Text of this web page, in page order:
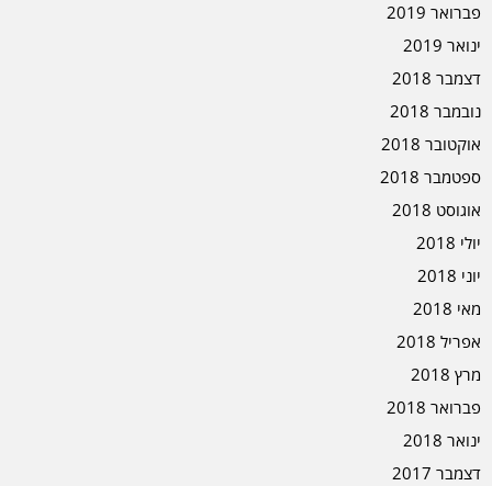
פברואר 2019
ינואר 2019
דצמבר 2018
נובמבר 2018
אוקטובר 2018
ספטמבר 2018
אוגוסט 2018
יולי 2018
יוני 2018
מאי 2018
אפריל 2018
מרץ 2018
פברואר 2018
ינואר 2018
דצמבר 2017